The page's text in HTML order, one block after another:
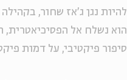
להיות נגן ג'אז שחור,
הוא נשלח אל הפסיכיאטרית,
סיפור פיקטיבי, על דמות